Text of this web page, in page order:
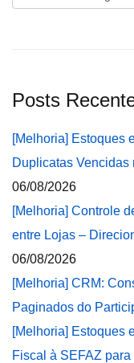
Posts
[Melhoria] Estoques
Duplicatas
06/08/2026
[Melhoria] Controle
entre Lojas –
06/08/2026
[Melhoria] CRM:
Paginados do
[Melhoria] Estoques
Fiscal à SEFAZ